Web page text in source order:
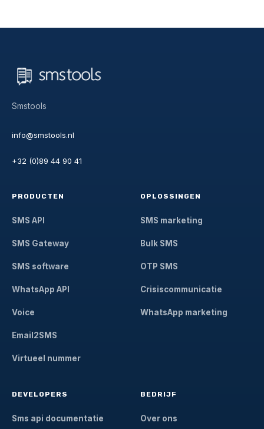
Smstools
info@smstools.nl
+32 (0)89 44 90 41
PRODUCTEN
SMS API
SMS Gateway
SMS software
WhatsApp API
Voice
Email2SMS
Virtueel nummer
OPLOSSINGEN
SMS marketing
Bulk SMS
OTP SMS
Crisiscommunicatie
WhatsApp marketing
DEVELOPERS
Sms api documentatie
BEDRIJF
Over ons